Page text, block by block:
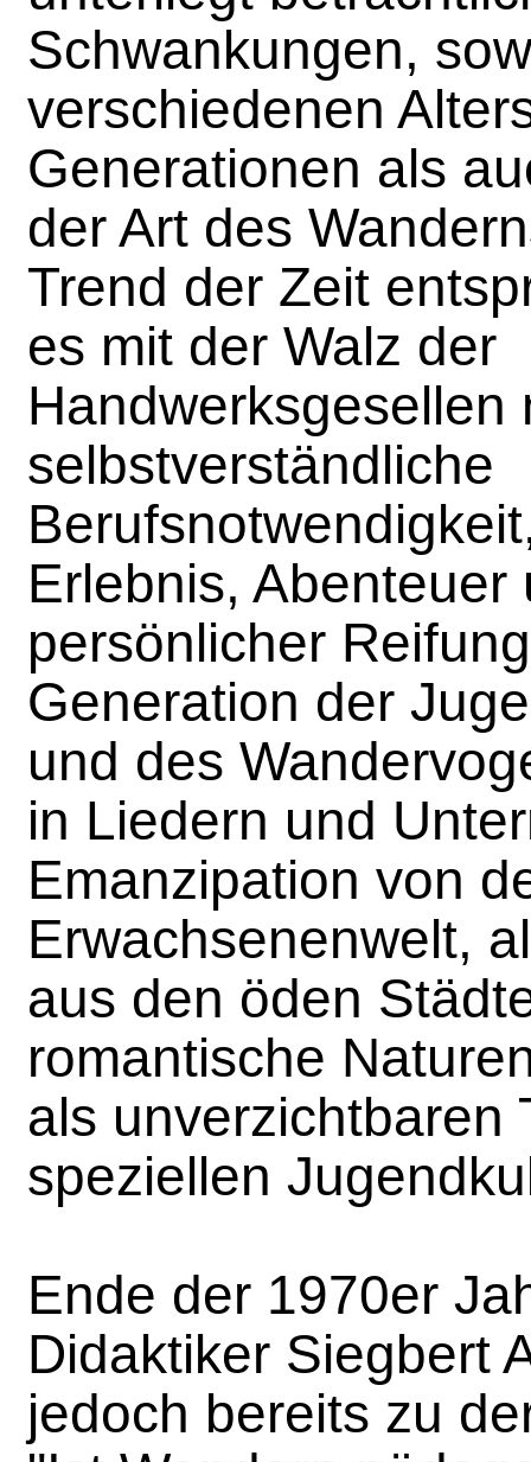
Schwankungen,
verschiedenen
Generationen als
der Art des
Trend der Zeit
es mit der Walz der
Handwerksgesellen
selbstverständliche
Erlebnis, Abenteuer
persönlicher
Generation der
und des
in Liedern und
Emanzipation von
Erwachsenenwelt,
aus den öden
romantische
als unverzichtbaren
speziellen
Ende der 1970er
Didaktiker Siegbert
jedoch bereits zu